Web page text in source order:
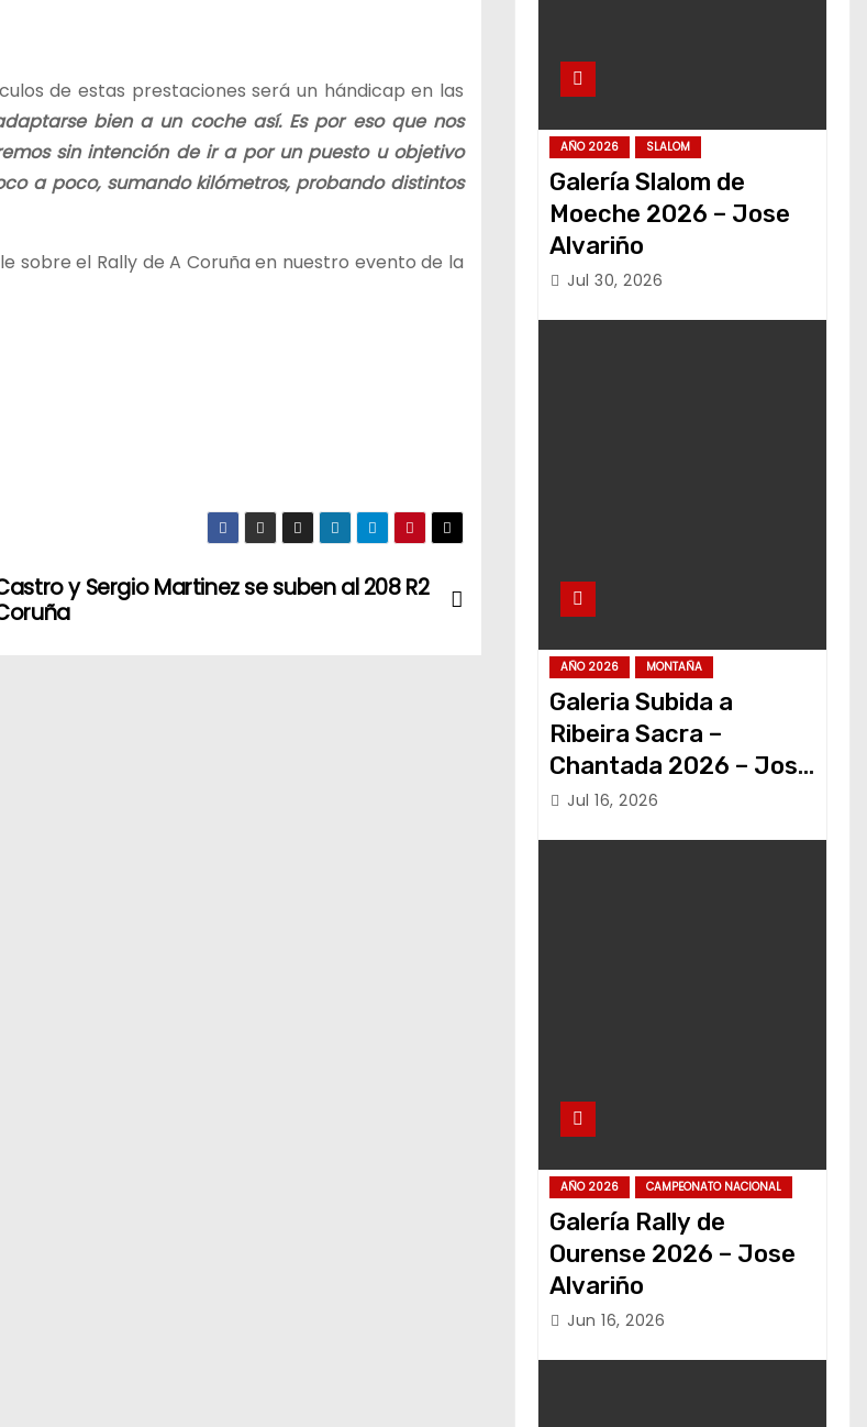
de estas prestaciones será un hándicap en las
bien a un coche así. Es por eso que nos
sin intención de ir a por un puesto u objetivo
a poco, sumando kilómetros, probando distintos
sobre el Rally de A Coruña en nuestro evento de la
y Sergio Martinez se suben al 208 R2
AÑO 2026 SLALOM
Galería Slalom de
Moeche 2026 – Jose
Alvariño
Jul 30, 2026
AÑO 2026 MONTAÑA
Galeria Subida a
Ribeira Sacra –
Chantada 2026 – Jose
Alvariño
Jul 16, 2026
AÑO 2026 CAMPEONATO NACIONAL
Galería Rally de
Ourense 2026 – Jose
Alvariño
Jun 16, 2026